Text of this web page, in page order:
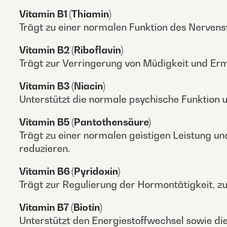
Vitamin B1 (Thiamin)
Trägt zu einer normalen Funktion des
Vitamin B2 (Riboflavin)
Trägt zur Verringerung von Müdigkeit und
Vitamin B3 (Niacin)
Unterstützt die normale psychische
Vitamin B5 (Pantothensäure)
Trägt zu einer normalen geistigen Leistung
reduzieren.
Vitamin B6 (Pyridoxin)
Trägt zur Regulierung der Hormontätigkeit,
Vitamin B7 (Biotin)
Unterstützt den Energiestoffwechsel sowie